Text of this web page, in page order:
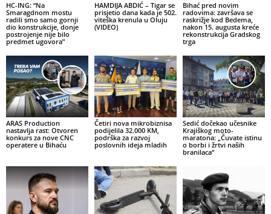
HC-ING: “Na
Smaragdnom mostu
radili smo samo gornji
dio konstrukcije, donje
postrojenje nije bilo
predmet ugovora”
HAMDIJA ABDIĆ – Tigar se
prisjetio dana kada je 502.
viteška krenula u Oluju
(VIDEO)
Bihać pred novim
radovima: završava se
raskrižje kod Bedema,
nakon 15. augusta kreće
rekonstrukcija Gradskog
trga
ARAS Production
nastavlja rast: Otvoren
konkurs za nove CNC
operatere u Bihaću
Četiri nova mikrobiznisa
podijelila 32.000 KM,
podrška za razvoj
poslovnih ideja mladih
Sedić dočekao učesnike
Krajiškog moto-
maratona: „Čuvate istinu
o borbi i žrtvi naših
branilaca“